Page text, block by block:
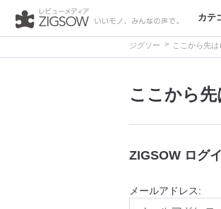
カテ
ジグソー > ここから先は
ここから先
ZIGSOW ログ
メールアドレス: